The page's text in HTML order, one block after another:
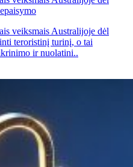
veiksmais Australijoje dėl
teroristinį turinį, o tai
ir nuolatini..